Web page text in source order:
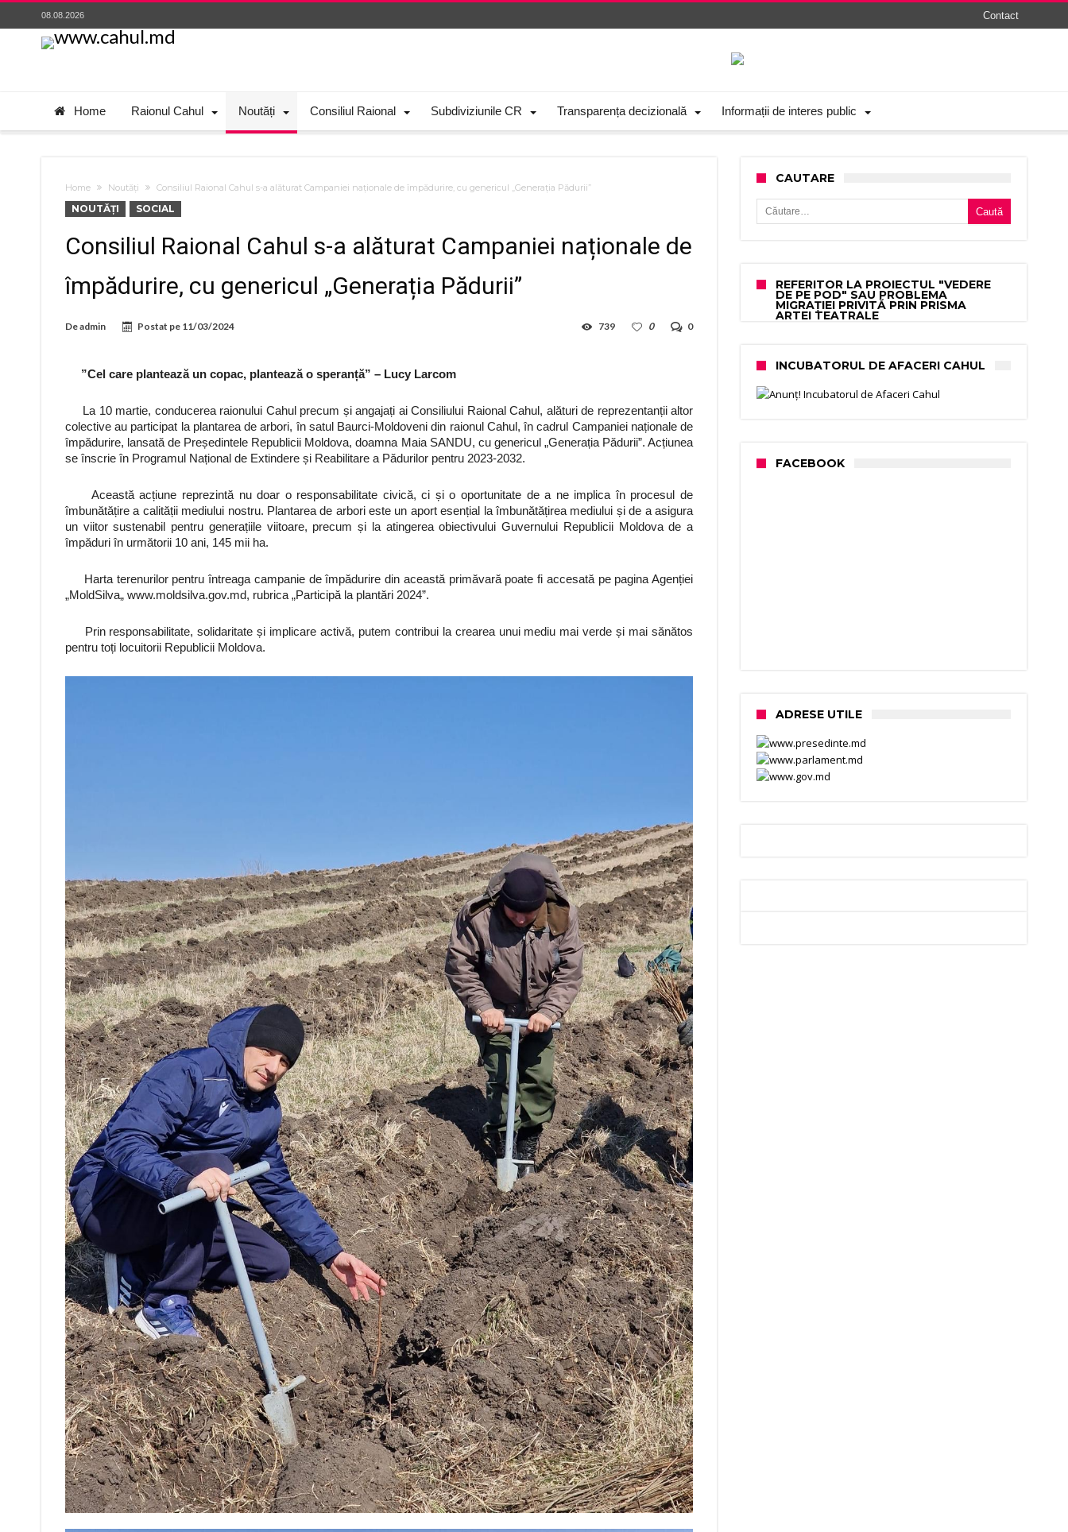
08.08.2026 Contact
Home Raionul Cahul Noutăți Consiliul Raional Subdiviziunile CR Transparența decizională Informații de interes public
Home Noutăți Consiliul Raional Cahul s-a alăturat Campaniei naționale de împădurire, cu genericul „Generația Pădurii”
NOUTĂȚI SOCIAL
Consiliul Raional Cahul s-a alăturat Campaniei naționale de
împădurire, cu genericul „Generația Pădurii”
Deadmin Postat pe 11/03/2024 0
0
739
”Cel care plantează un copac, plantează o speranță” – Lucy Larcom
La 10 martie, conducerea raionului Cahul precum și angajați ai Consiliului Raional Cahul, alături de reprezentanții altor
colective au participat la plantarea de arbori, în satul Baurci-Moldoveni din raionul Cahul, în cadrul Campaniei naționale de
împădurire, lansată de Președintele Republicii Moldova, doamna Maia SANDU, cu genericul „Generația Pădurii”. Acțiunea
se înscrie în Programul Național de Extindere și Reabilitare a Pădurilor pentru 2023-2032.
Această acțiune reprezintă nu doar o responsabilitate civică, ci și o oportunitate de a ne implica în procesul de
îmbunătățire a calității mediului nostru. Plantarea de arbori este un aport esențial la îmbunătățirea mediului și de a asigura
un viitor sustenabil pentru generațiile viitoare, precum și la atingerea obiectivului Guvernului Republicii Moldova de a
împăduri în următorii 10 ani, 145 mii ha.
Harta terenurilor pentru întreaga campanie de împădurire din această primăvară poate fi accesată pe pagina Agenției
„MoldSilva„ www.moldsilva.gov.md, rubrica „Participă la plantări 2024”.
Prin responsabilitate, solidaritate și implicare activă, putem contribui la crearea unui mediu mai verde și mai sănătos
pentru toți locuitorii Republicii Moldova.
CAUTARE
Caută după:
REFERITOR LA PROIECTUL "VEDERE
DE PE POD" SAU PROBLEMA
MIGRAȚIEI PRIVITĂ PRIN PRISMA
ARTEI TEATRALE
INCUBATORUL DE AFACERI CAHUL
FACEBOOK
ADRESE UTILE